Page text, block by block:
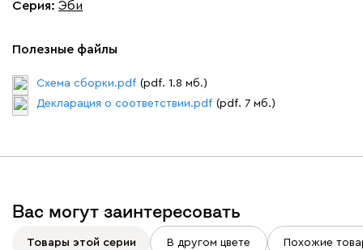
Виридис Клэй Мустард
Вайт Латте Терра
Серия: Эби
Полезные файлы
Схема сборки.pdf (pdf. 1.8 мб.)
Декларация о соответствии.pdf (pdf. 7 мб.)
Вас могут заинтересовать
Товары этой серии В другом цвете Похожие